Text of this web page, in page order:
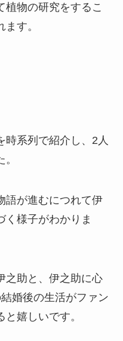
植物の研究をするこ
す。
時系列で紹介し、2人
語が進むにつれて伊
く様子がわかりま
之助と、伊之助に心
婚後の生活がファン
嬉しいです。